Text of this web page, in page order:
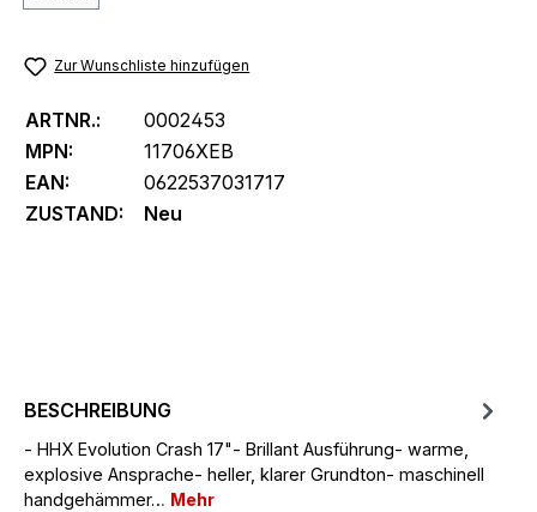
Zur Wunschliste hinzufügen
ARTNR.:
0002453
MPN:
11706XEB
EAN:
0622537031717
ZUSTAND:
Neu
BESCHREIBUNG
- HHX Evolution Crash 17"- Brillant Ausführung- warme,
explosive Ansprache- heller, klarer Grundton- maschinell
handgehämmer… Mehr